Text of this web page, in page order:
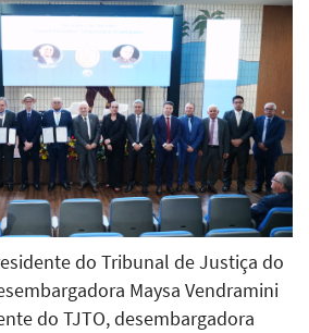
mail
do Tribunal de Justiça do
Maysa Vendramini
do TJTO, desembargadora